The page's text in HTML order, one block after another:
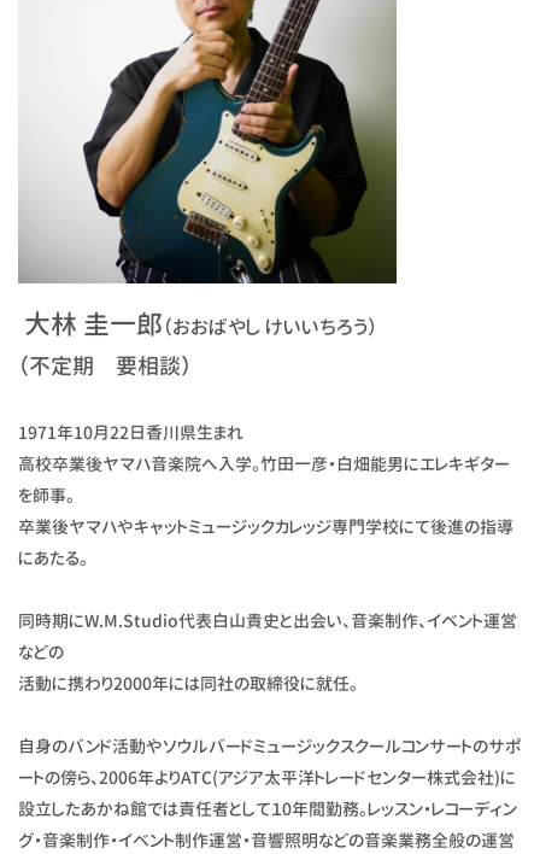
大林 圭一郎（おおばやし けいいちろう）
（不定期 要相談）
1971年10月22日香川県生まれ
高校卒業後ヤマハ音楽院へ入学。竹田一彦・白畑能男にエレキギター
を師事。
卒業後ヤマハやキャットミュージックカレッジ専門学校にて後進の指導
にあたる。
同時期にW.M.Studio代表白山貴史と出会い、音楽制作、イベント運営
などの
活動に携わり2000年には同社の取締役に就任。
自身のバンド活動やソウルバードミュージックスクールコンサートのサポ
ートの傍ら、2006年よりATC(アジア太平洋トレードセンター株式会社)に
設立したあかね館では責任者として１0年間勤務。レッスン・レコーディン
グ・音楽制作・イベント制作運営・音響照明などの音楽業務全般の運営